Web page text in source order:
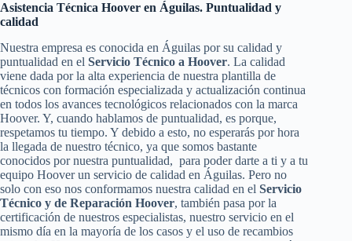
Asistencia Técnica Hoover en Águilas. Puntualidad y
calidad
Nuestra empresa es conocida en Águilas por su calidad y
puntualidad en el Servicio Técnico a Hoover. La calidad
viene dada por la alta experiencia de nuestra plantilla de
técnicos con formación especializada y actualización continua
en todos los avances tecnológicos relacionados con la marca
Hoover. Y, cuando hablamos de puntualidad, es porque,
respetamos tu tiempo. Y debido a esto, no esperarás por hora
la llegada de nuestro técnico, ya que somos bastante
conocidos por nuestra puntualidad, para poder darte a ti y a tu
equipo Hoover un servicio de calidad en Águilas. Pero no
solo con eso nos conformamos nuestra calidad en el Servicio
Técnico y de Reparación Hoover, también pasa por la
certificación de nuestros especialistas, nuestro servicio en el
mismo día en la mayoría de los casos y el uso de recambios